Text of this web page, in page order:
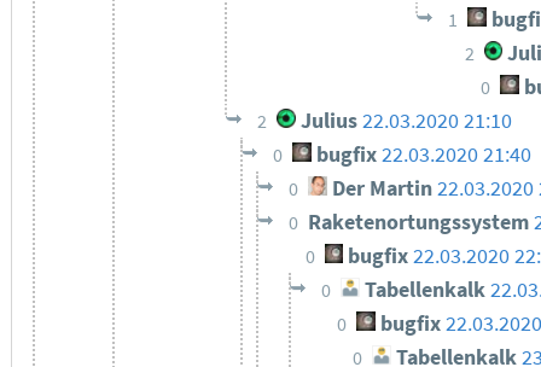
1
2
0
2 Julius22.03.2020 21:10
0 bugfix22.03.2020 21:40
0 Der Martin22.03.2020
0 Raketenortungssystem
0 bugfix22.03.2020
0 Tabellenkalk
0 bugfix
0 Tabellenkalk